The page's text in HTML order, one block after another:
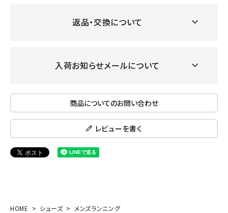
返品・交換について
入荷お知らせメールについて
商品についてのお問い合わせ
レビューを書く
HOME シューズ
メンズランニング